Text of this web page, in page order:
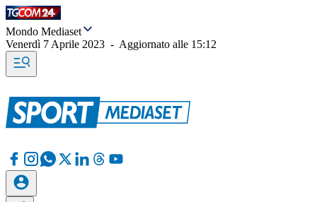
Mondo Mediaset
Venerdì 7 Aprile 2023 - Aggiornato alle 15:12